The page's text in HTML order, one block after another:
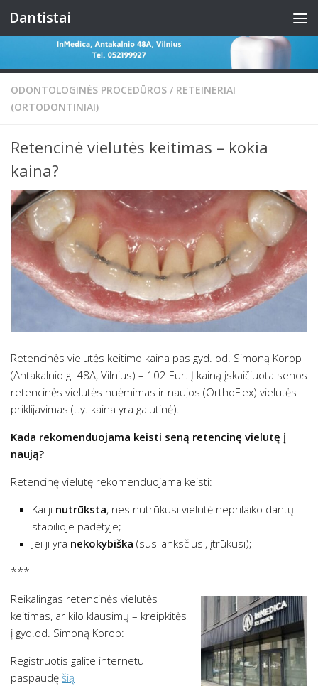
Skip to content
Dantistai
ODONTOLOGINĖS PROCEDŪROS / RETEINERIAI
(ORTODONTINIAI)
Retencinė vielutės keitimas – kokia
kaina?
Retencinės vielutės keitimo kaina pas gyd. od. Simoną Korop
(Antakalnio g. 48A, Vilnius) – 102 Eur. Į kainą įskaičiuota senos
retencinės vielutės nuėmimas ir naujos (OrthoFlex) vielutės
priklijavimas (t.y. kaina yra galutinė).
Kada rekomenduojama keisti seną retencinę vielutę į
naują?
Retencinę vielutę rekomenduojama keisti:
Kai ji nutrūksta, nes nutrūkusi vielutė neprilaiko dantų
stabilioje padėtyje;
Jei ji yra nekokybiška (susilanksčiusi, įtrūkusi);
***
Reikalingas retencinės vielutės
keitimas, ar kilo klausimų – kreipkitės
į gyd.od. Simoną Korop:
Registruotis galite internetu
paspaudę šią